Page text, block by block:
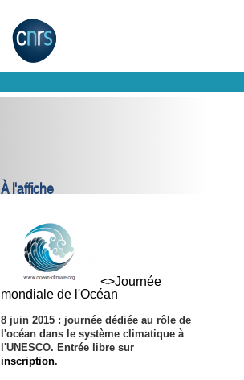
À l'affiche
<>Journée
mondiale de l'Océan
8 juin 2015 : journée dédiée au rôle de
l'océan dans le système climatique à
l'UNESCO. Entrée libre sur
inscription.